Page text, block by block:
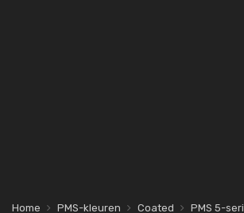
Home PMS-kleuren Coated PMS 5-